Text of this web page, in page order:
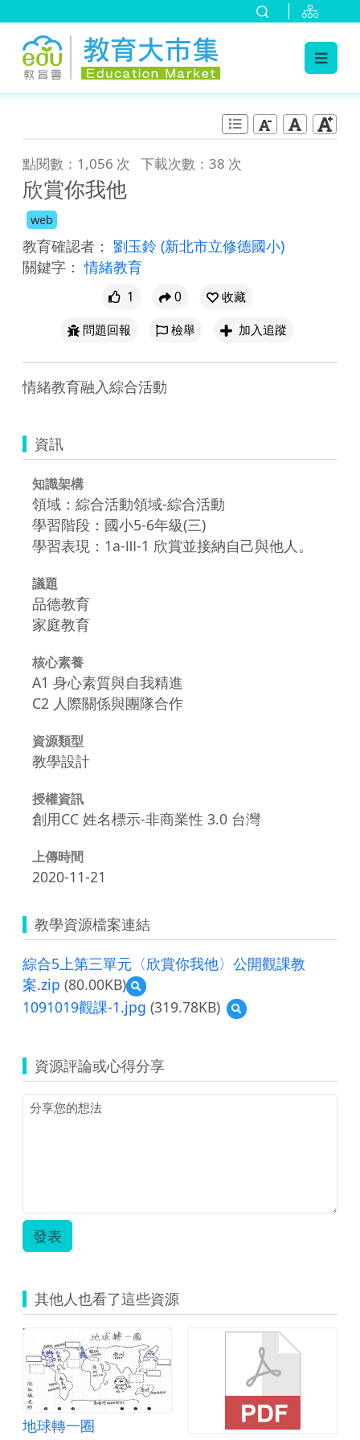
點閱數：1,056 次 下載次數：38 次
欣賞你我他
web
教育確認者： 劉玉鈴 (新北市立修德國小)
關鍵字： 情緒教育
1 0
收藏
問題回報
檢舉 加入追蹤
情緒教育融入綜合活動
資訊
知識架構
領域：綜合活動領域-綜合活動
學習階段：國小5-6年級(三)
學習表現：1a-Ⅲ-1 欣賞並接納自己與他人。
議題
品德教育
家庭教育
核心素養
A1 身心素質與自我精進
C2 人際關係與團隊合作
資源類型
教學設計
授權資訊
創用CC 姓名標示-非商業性 3.0 台灣
上傳時間
2020-11-21
教學資源檔案連結
綜合5上第三單元〈欣賞你我他〉公開觀課教
案.zip (80.00KB)
預
覽
綜
上
第
三
公
案.zip
1091019觀課-1.jpg (319.78KB)
預
覽
資源評論或心得分享
發表
其他人也看了這些資源
地球轉一圈